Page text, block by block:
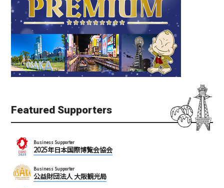
Featured Supporters
Business Supporter
2025年日本国際博覧会協会
Business Supporter
公益財団法人 大阪観光局